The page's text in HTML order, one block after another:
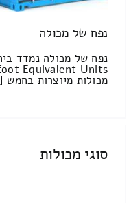
נפח של מכולה
Equivalent Units
מכולות מיוצרות
סוגי מכולות